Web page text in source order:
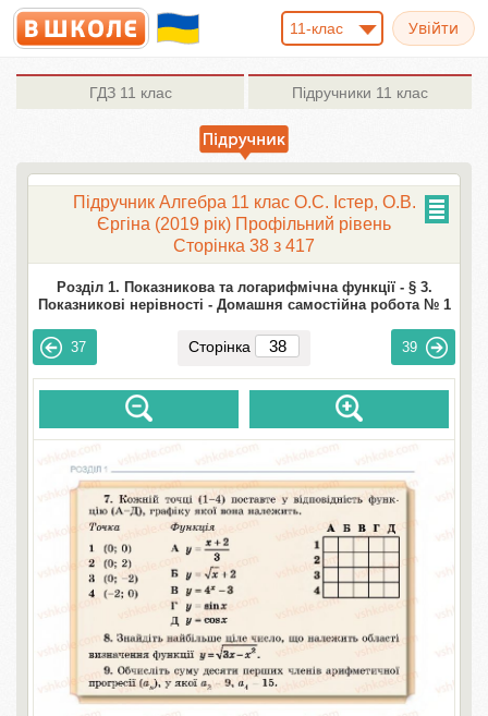
11-клас
ГДЗ11 клас Підручники 11 клас
Підручник Алгебра 11 клас О.С. Істер, О.В.
Єргіна (2019 рік) Профільний рівень
Сторінка 38 з 417
Розділ 1. Показникова та логарифмічна функції - § 3.
Показникові нерівності - Домашня самостійна робота № 1
37 Сторінка 39